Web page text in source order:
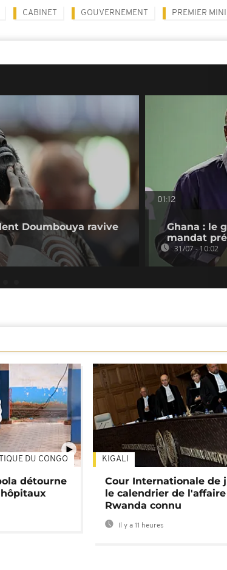
CABINET GOUVERNEMENT PREMIER
Doumbouya ravive
01:12
Ghana : le
mandat
31/07 - 10:02
01:34
DU CONGO
détourne
KIGALI
Cour Internationale de
le calendrier de l'affaire
Rwanda connu
Il y a 11 heures